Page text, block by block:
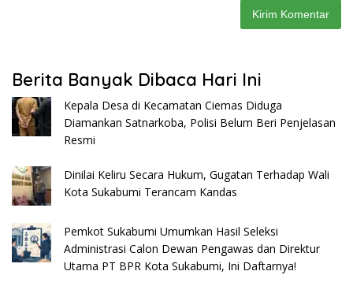
Berita Banyak Dibaca Hari Ini
Kepala Desa di Kecamatan Ciemas Diduga
Diamankan Satnarkoba, Polisi Belum Beri Penjelasan
Resmi
Dinilai Keliru Secara Hukum, Gugatan Terhadap Wali
Kota Sukabumi Terancam Kandas
Pemkot Sukabumi Umumkan Hasil Seleksi
Administrasi Calon Dewan Pengawas dan Direktur
Utama PT BPR Kota Sukabumi, Ini Daftarnya!